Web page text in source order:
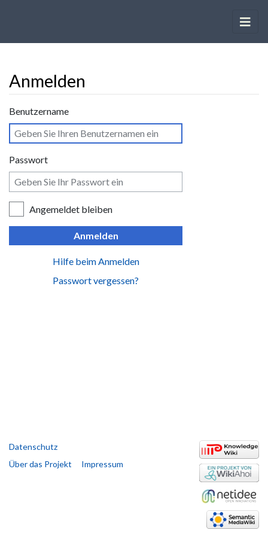
Anmelden
Wechseln zu:Navigation
Benutzername
Passwort
Angemeldet bleiben
Anmelden
Hilfe beim Anmelden
Passwort vergessen?
Datenschutz
Über das Projekt
Impressum